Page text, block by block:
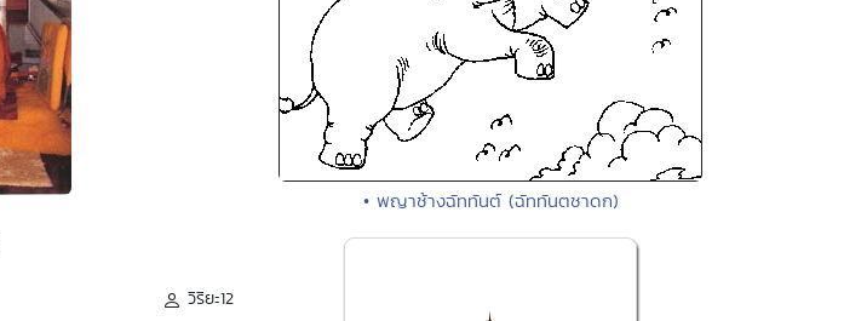
วิริยะ12
• พญาช้างฉัททันต์ (ฉัททันตชาดก)